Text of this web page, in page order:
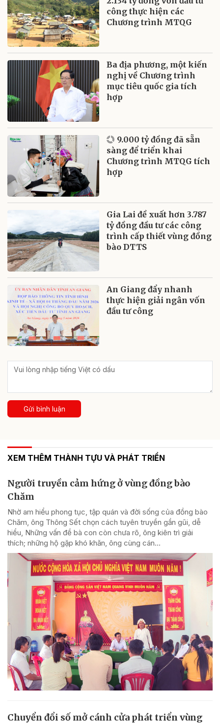
công thực hiện các
Chương trình MTQG
Ba địa phương, một kiến
nghị về Chương trình
mục tiêu quốc gia tích
hợp
9.000 tỷ đồng đã sẵn
sàng để triển khai
Chương trình MTQG tích
hợp
Gia Lai đề xuất hơn 3.787
tỷ đồng đầu tư các công
trình cấp thiết vùng đồng
bào DTTS
An Giang đẩy nhanh
thực hiện giải ngân vốn
đầu tư công
Gửi bình luận
XEM THÊM THÀNH TỰU VÀ PHÁT TRIỂN
Người truyền cảm hứng ở vùng đồng bào
Chăm
Nhờ am hiểu phong tục, tập quán và đời sống của đồng bào
Chăm, ông Thông Sết chọn cách tuyên truyền gần gũi, dễ
hiểu, Những vấn đề bà con còn chưa rõ, ông kiên trì giải
thích; những hộ gặp khó khăn, ông cùng cán...
Chuyển đổi số mở cánh cửa phát triển vùng